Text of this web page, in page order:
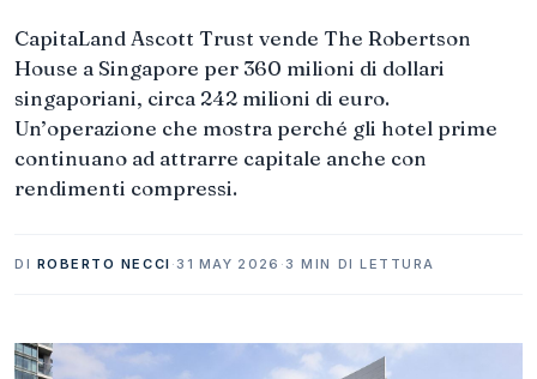
CapitaLand Ascott Trust vende The Robertson
House a Singapore per 360 milioni di dollari
singaporiani, circa 242 milioni di euro.
Un’operazione che mostra perché gli hotel prime
continuano ad attrarre capitale anche con
rendimenti compressi.
DI ROBERTO NECCI ·31 MAY 2026 ·3 MIN DI LETTURA